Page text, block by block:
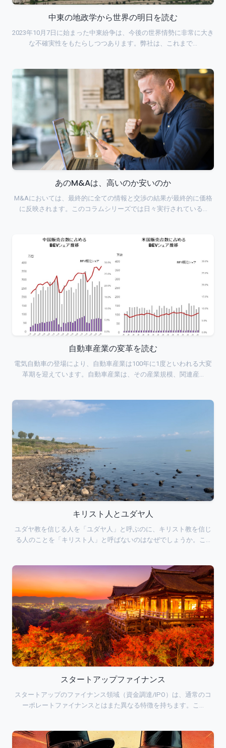
中東の地政学から世界の明日を読む
2023年10月7日に始まった中東紛争は、今後の世界情勢に非常に大き
な不確実性をもたらしつつあります。弊社は、これまで…
あのM&Aは、高いのか安いのか
M&Aにおいては、最終的に全ての情報と交渉の結果が最終的に価格
に反映されます。このコラムシリーズでは日々実行されている…
自動車産業の変革を読む
電気自動車の登場により、自動車産業は100年に1度といわれる大変
革期を迎えています。自動車産業は、その産業規模、関連産…
キリスト人とユダヤ人
ユダヤ教を信じる人を「ユダヤ人」と呼ぶのに、キリスト教を信じ
る人のことを「キリスト人」と呼ばないのはなぜでしょうか。こ…
スタートアップファイナンス
スタートアップのファイナンス領域（資金調達/IPO）は、通常のコ
ーポレートファイナンスとはまた異なる特徴を持ちます。こ…